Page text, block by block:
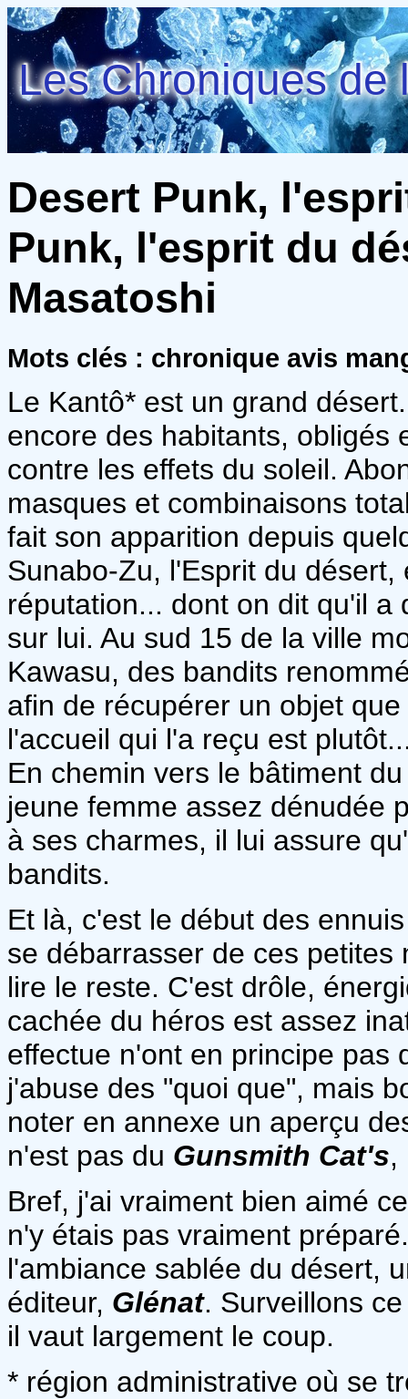
Les Chroniques de
Desert Punk,
Punk, l'esprit du
Masatoshi
Mots clés : chronique avis
Le Kantô* est un grand
encore des habitants, obligés
contre les effets du soleil.
masques et combinaisons
fait son apparition depuis
Sunabo-Zu, l'Esprit du
réputation... dont on dit qu'il
sur lui. Au sud 15 de la ville
Kawasu, des bandits
afin de récupérer un objet
l'accueil qui l'a reçu est
En chemin vers le bâtiment
jeune femme assez dénudée
à ses charmes, il lui assure
bandits.
Et là, c'est le début des
se débarrasser de ces
lire le reste. C'est drôle,
cachée du héros est assez
effectue n'ont en principe pas
j'abuse des "quoi que", mais
noter en annexe un aperçu
n'est pas du Gunsmith Cat's,
Bref, j'ai vraiment bien aimé
n'y étais pas vraiment
l'ambiance sablée du désert,
éditeur, Glénat. Surveillons
il vaut largement le coup.
* région administrative où se